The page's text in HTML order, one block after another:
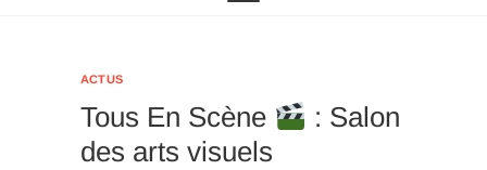
t
ACTUS
Tous En Scène
: Salon
des arts visuels